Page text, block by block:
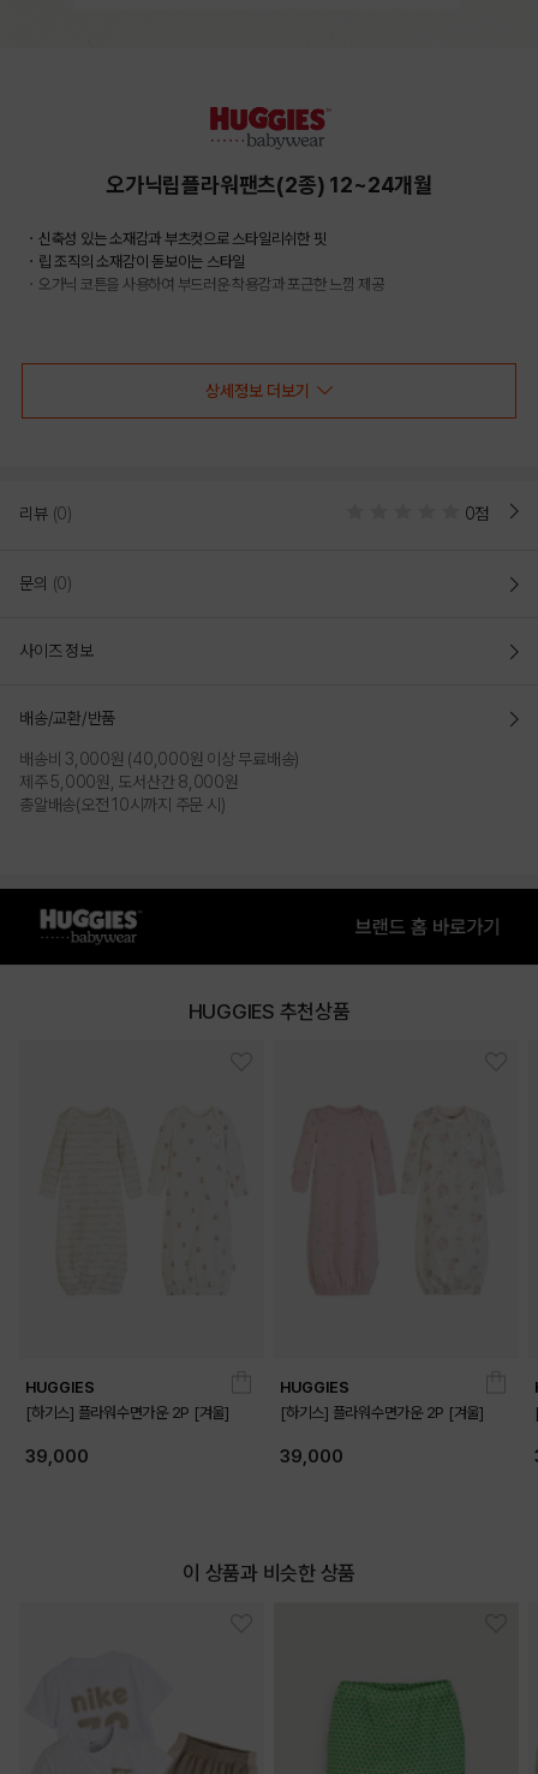
오가닉립플라워팬츠(2종) 12~24개월
・신축성 있는 소재감과 부츠컷으로 스타일리쉬한 핏
・립 조직의 소재감이 돋보이는 스타일
・오가닉 코튼을 사용하여 부드러운 착용감과 포근한 느낌 제공
PRODUCT VIEW
상세정보 더보기
리뷰 (0) 0점
문의 (0)
사이즈 정보
배송/교환/반품
배송비 3,000원 (40,000원 이상 무료배송)
제주 5,000원, 도서산간 8,000원
총알배송(오전 10시까지 주문 시)
HUGGIES 추천상품
HUGGIES
[하기스] 플라워수면가운 2P [겨울]
39,000
HUGGIES
[하기스] 플라워수면가운 2P [겨울]
39,000
이 상품과 비슷한 상품